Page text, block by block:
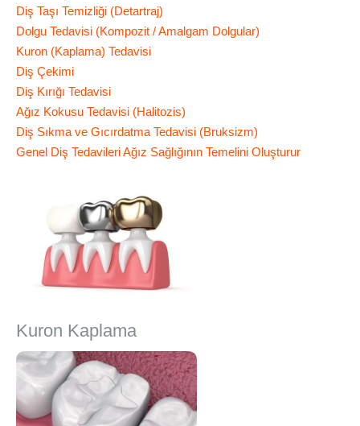
Diş Taşı Temizliği (Detartraj)
Dolgu Tedavisi (Kompozit / Amalgam Dolgular)
Kuron (Kaplama) Tedavisi
Diş Çekimi
Diş Kırığı Tedavisi
Ağız Kokusu Tedavisi (Halitozis)
Diş Sıkma ve Gıcırdatma Tedavisi (Bruksizm)
Genel Diş Tedavileri Ağız Sağlığının Temelini Oluşturur
Kuron Kaplama